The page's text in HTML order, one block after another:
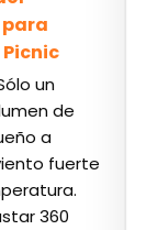
para
un
de
a
fuerte
360